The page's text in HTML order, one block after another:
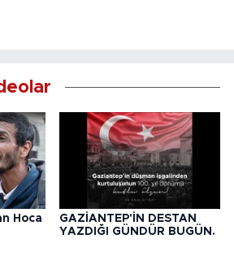
Hoca
GAZİANTEP'İN DESTAN
YAZDIĞI GÜNDÜR BUGÜN.